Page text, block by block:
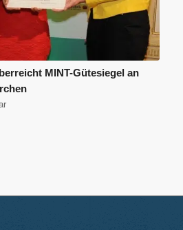
MINT-Gütesiegel an